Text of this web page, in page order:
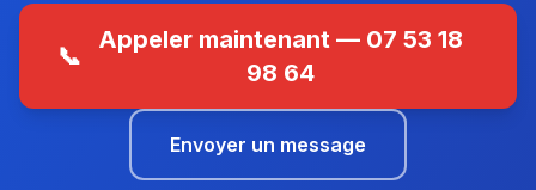
📞
Appeler maintenant — 07 53 18
98 64
Envoyer un message